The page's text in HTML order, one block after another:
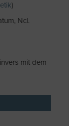
)
Ncl.
mit dem